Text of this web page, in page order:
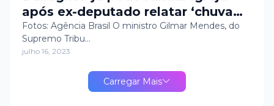
após ex-deputado relatar ‘chuva
de Pix’
Fotos: Agência Brasil O ministro Gilmar Mendes, do
Supremo Tribu…
julho 16, 2023
Carregar Mais